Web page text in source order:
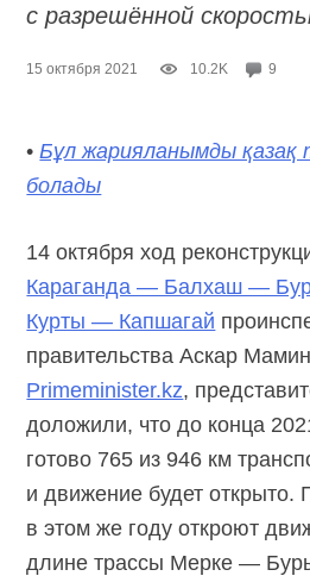
с разрешённой
15 октября 2021 10.2K 9
•Бұл жарияланымды қазақ
болады
14 октября ход
Караганда — Балхаш —
Курты — Капшагай
правительства Аскар
Primeminister.kz,
доложили, что до конца
готово 765 из 946 км
и движение будет открыто.
в этом же году откроют
длине трассы Мерке —